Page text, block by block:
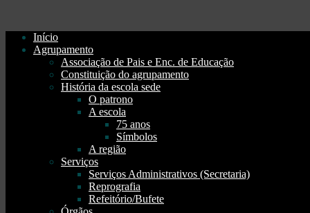
Início
Agrupamento
Associação de Pais e Enc. de Educação
Constituição do agrupamento
História da escola sede
O patrono
A escola
75 anos
Símbolos
A região
Serviços
Serviços Administrativos (Secretaria)
Reprografia
Refeitório/Bufete